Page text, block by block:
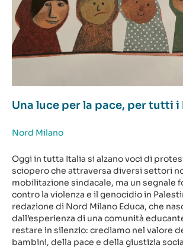
Una luce per la pace, per tutti
Nord Milano
Oggi in tutta Italia si alzano voci di
sciopero che attraversa diversi settori
mobilitazione sindacale, ma un segnale
contro la violenza e il genocidio in
redazione di Nord Milano Educa, che
dall’esperienza di una comunità
restare in silenzio: crediamo nel valore
bambini, della pace e della giustizia